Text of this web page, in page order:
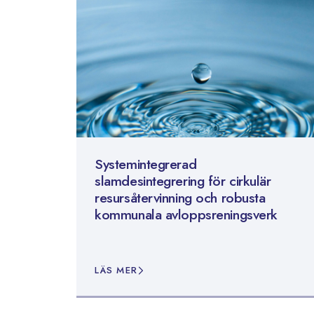
Systemintegrerad
slamdesintegrering för cirkulär
resursåtervinning och robusta
kommunala avloppsreningsverk
LÄS MER